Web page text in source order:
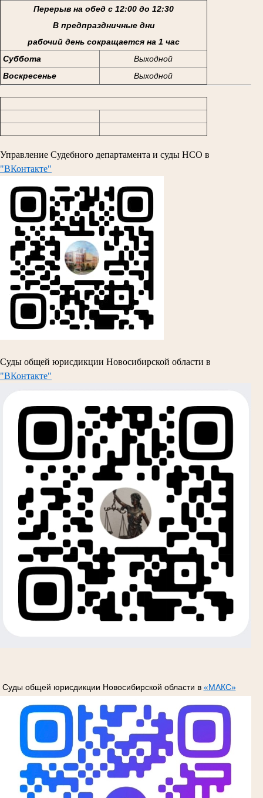
Перерыв на обед с 12:00 до 12:30
В предпраздничные дни
рабочий день сокращается на 1 час
Суббота
Выходной
Воскресенье
Выходной
Управление Судебного департамента и суды НСО в
"ВКонтакте"
Суды общей юрисдикции Новосибирской области в
"ВКонтакте"
Суды общей юрисдикции Новосибирской области в «МАКС»